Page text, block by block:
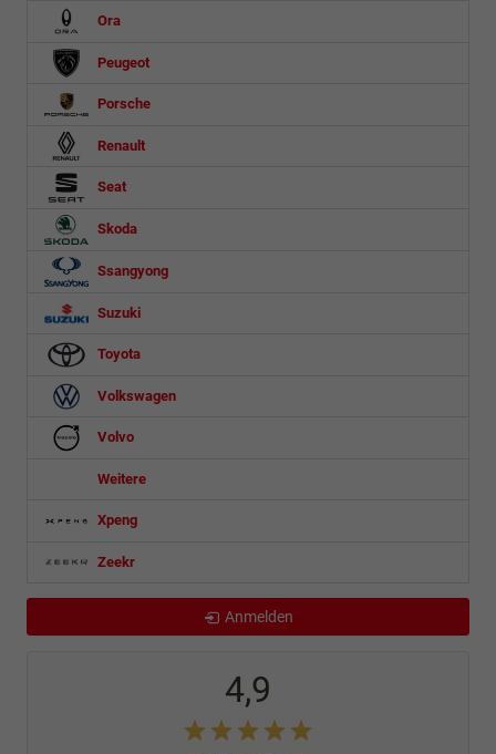
Ora
Peugeot
Porsche
Renault
Seat
Skoda
Ssangyong
Suzuki
Toyota
Volkswagen
Volvo
Weitere
Xpeng
Zeekr
Anmelden
4,9